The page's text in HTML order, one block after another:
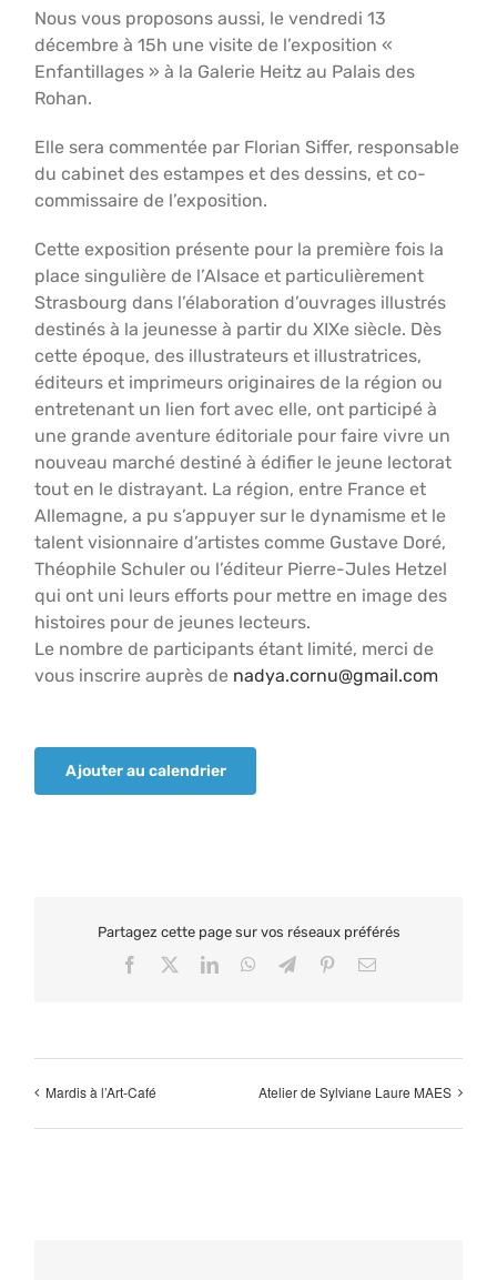
Nous vous proposons aussi, le vendredi 13
décembre à 15h une visite de l’exposition «
Enfantillages » à la Galerie Heitz au Palais des
Rohan.
Elle sera commentée par Florian Siffer, responsable
du cabinet des estampes et des dessins, et co-
commissaire de l’exposition.
Cette exposition présente pour la première fois la
place singulière de l’Alsace et particulièrement
Strasbourg dans l’élaboration d’ouvrages illustrés
destinés à la jeunesse à partir du XIXe siècle. Dès
cette époque, des illustrateurs et illustratrices,
éditeurs et imprimeurs originaires de la région ou
entretenant un lien fort avec elle, ont participé à
une grande aventure éditoriale pour faire vivre un
nouveau marché destiné à édifier le jeune lectorat
tout en le distrayant. La région, entre France et
Allemagne, a pu s’appuyer sur le dynamisme et le
talent visionnaire d’artistes comme Gustave Doré,
Théophile Schuler ou l’éditeur Pierre-Jules Hetzel
qui ont uni leurs efforts pour mettre en image des
histoires pour de jeunes lecteurs.
Le nombre de participants étant limité, merci de
vous inscrire auprès de nadya.cornu@gmail.com
Ajouter au calendrier
Partagez cette page sur vos réseaux préférés
Facebook LinkedInWhatsApp
TelegramPinterestEmail
Mardis à l’Art-Café Atelier de Sylviane Laure MAES